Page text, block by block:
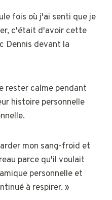
fois où j'ai senti que je
c'était d'avoir cette
Dennis devant la
rester calme pendant
histoire personnelle
mon sang-froid et
parce qu'il voulait
personnelle et
à respirer. »